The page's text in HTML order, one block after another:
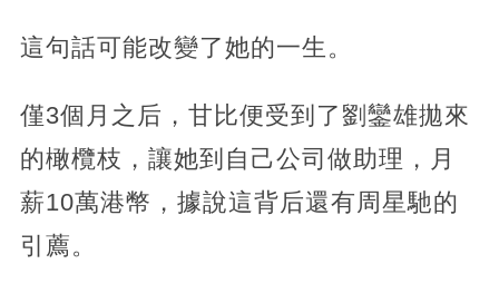
這句話可能改變了她的一生。
僅3個月之后，甘比便受到了劉鑾雄拋來
的橄欖枝，讓她到自己公司做助理，月
薪10萬港幣，據說這背后還有周星馳的
引薦。